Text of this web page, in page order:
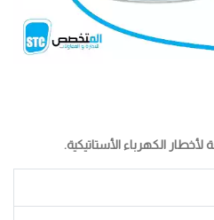
الكهرباء الأستاتيكية.